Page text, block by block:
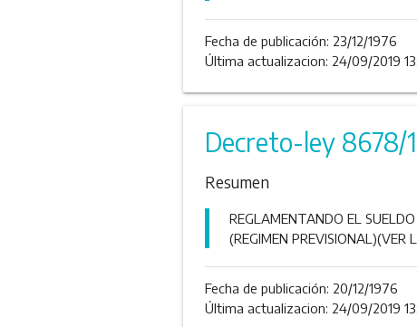
Fecha de publicación: 23/12/1976
Última actualizacion: 24/09/2019
Decreto-ley 8678/
Resumen
REGLAMENTANDO EL
(REGIMEN PREVISIONAL)(VER
Fecha de publicación: 20/12/1976
Última actualizacion: 24/09/2019